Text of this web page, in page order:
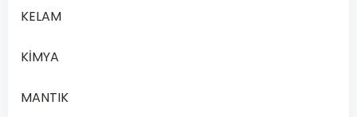
olayları
yapıdaki
KELAM
KİMYA
MANTIK